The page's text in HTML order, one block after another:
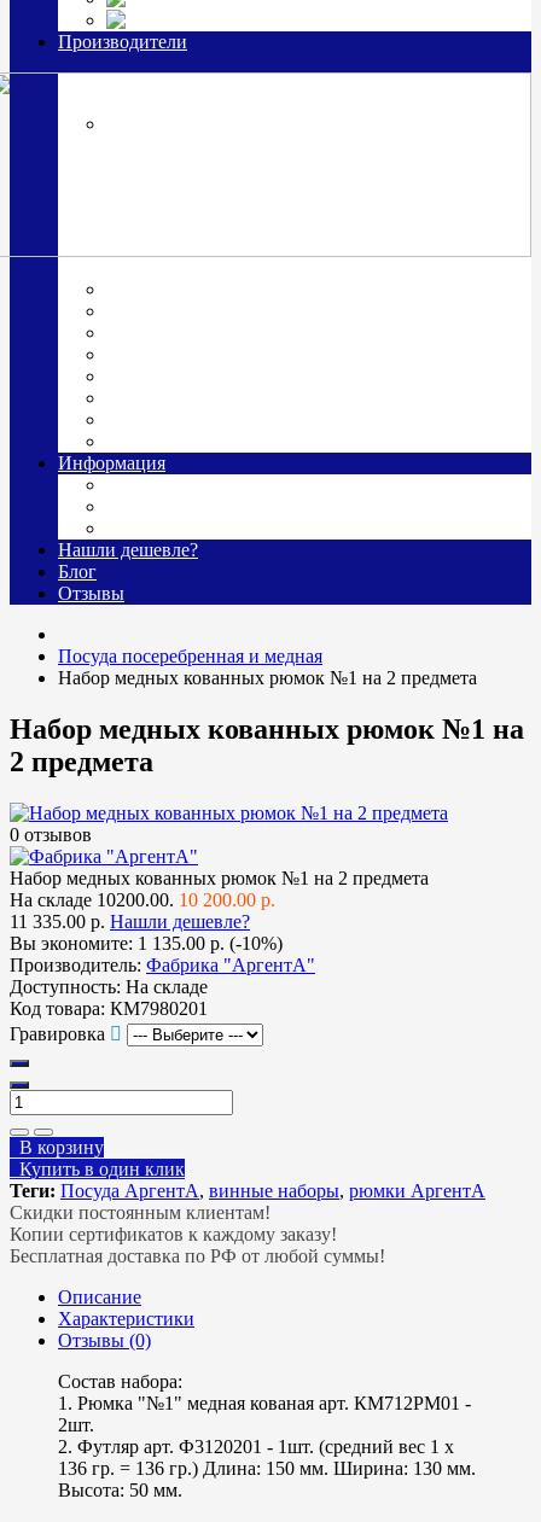
Производители
Информация
Нашли дешевле?
Блог
Отзывы
Посуда посеребренная и медная
Набор медных кованных рюмок №1 на 2 предмета
Набор медных кованных рюмок №1 на
2 предмета
0 отзывов
Набор медных кованных рюмок №1 на 2 предмета
На складе 10200.00. 10 200.00 р.
11 335.00 р. Нашли дешевле?
Вы экономите: 1 135.00 р. (-10%)
Производитель: Фабрика "АргентА"
Доступность: На складе
Код товара: КМ7980201
Гравировка
В корзину
Купить в один клик
Теги: Посуда АргентА, винные наборы, рюмки АргентА
Скидки постоянным клиентам!
Копии сертификатов к каждому заказу!
Бесплатная доставка по РФ от любой суммы!
Описание
Характеристики
Отзывы (0)
Состав набора:
1. Рюмка "№1" медная кованая арт. КМ712РМ01 -
2шт.
2. Футляр арт. Ф3120201 - 1шт. (средний вес 1 х
136 гр. = 136 гр.) Длина: 150 мм. Ширина: 130 мм.
Высота: 50 мм.